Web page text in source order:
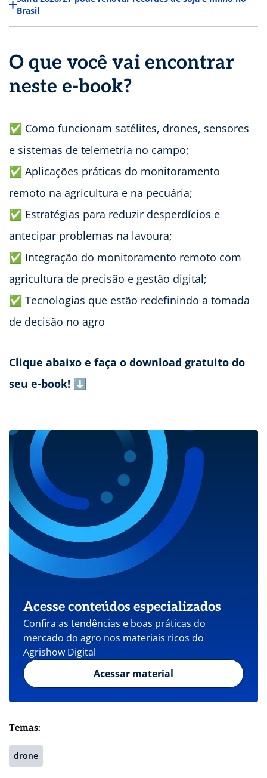
Brasil
O que você vai encontrar
neste e-book?
✅ Como funcionam satélites, drones, sensores
e sistemas de telemetria no campo;
✅ Aplicações práticas do monitoramento
remoto na agricultura e na pecuária;
✅ Estratégias para reduzir desperdícios e
antecipar problemas na lavoura;
✅ Integração do monitoramento remoto com
agricultura de precisão e gestão digital;
✅ Tecnologias que estão redefinindo a tomada
de decisão no agro
Clique abaixo e faça o download gratuito do
seu e-book! ⬇️
Acesse conteúdos especializados
Confira as tendências e boas práticas do
mercado do agro nos materiais ricos do
Agrishow Digital
Acessar material
Temas:
drone